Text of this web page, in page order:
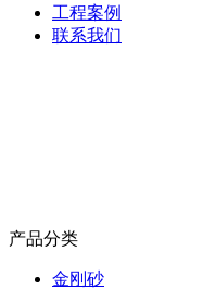
工程案例
联系我们
产品分类
金刚砂